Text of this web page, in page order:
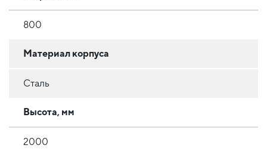
800
Материал корпуса
Сталь
Высота, мм
2000